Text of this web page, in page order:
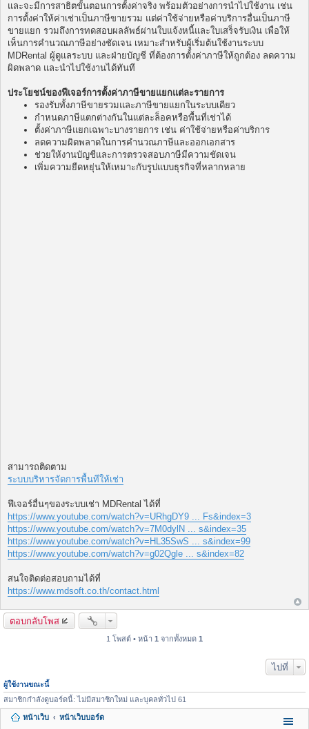
และจะมีการสาธิตขั้นตอนการตั้งค่าจริง พร้อมตัวอย่างการนำไปใช้งาน เช่น
การตั้งค่าให้ค่าเช่าเป็นภาษีขายรวม แต่ค่าใช้จ่ายหรือค่าบริการอื่นเป็นภาษี
ขายแยก รวมถึงการทดสอบผลลัพธ์ผ่านใบแจ้งหนี้และใบเสร็จรับเงิน เพื่อให้
เห็นการคำนวณภาษีอย่างชัดเจน เหมาะสำหรับผู้เริ่มต้นใช้งานระบบ
MDRental ผู้ดูแลระบบ และฝ่ายบัญชี ที่ต้องการตั้งค่าภาษีให้ถูกต้อง ลดความ
ผิดพลาด และนำไปใช้งานได้ทันที
ประโยชน์ของฟีเจอร์การตั้งค่าภาษีขายแยกแต่ละรายการ
รองรับทั้งภาษีขายรวมและภาษีขายแยกในระบบเดียว
กำหนดภาษีแตกต่างกันในแต่ละล็อคหรือพื้นที่เช่าได้
ตั้งค่าภาษีแยกเฉพาะบางรายการ เช่น ค่าใช้จ่ายหรือค่าบริการ
ลดความผิดพลาดในการคำนวณภาษีและออกเอกสาร
ช่วยให้งานบัญชีและการตรวจสอบภาษีมีความชัดเจน
เพิ่มความยืดหยุ่นให้เหมาะกับรูปแบบธุรกิจที่หลากหลาย
สามารถติดตาม
ระบบบริหารจัดการพื้นทีให้เช่า
ฟีเจอร์อื่นๆของระบบเช่า MDRental ได้ที่
https://www.youtube.com/watch?v=URhgDY9 ... Fs&index=3
https://www.youtube.com/watch?v=7M0dylN ... s&index=35
https://www.youtube.com/watch?v=HL35SwS ... s&index=99
https://www.youtube.com/watch?v=g02Qgle ... s&index=82
สนใจติดต่อสอบถามได้ที่
https://www.mdsoft.co.th/contact.html
ตอบกลับโพส
1 โพสต์ • หน้า 1 จากทั้งหมด 1
ไปที่
ผู้ใช้งานขณะนี้
สมาชิกกำลังดูบอร์ดนี้: ไม่มีสมาชิกใหม่ และบุคลทั่วไป 61
หน้าเว็บ หน้าเว็บบอร์ด